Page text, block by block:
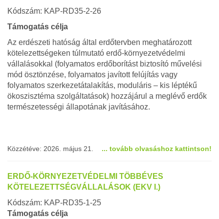
Kódszám: KAP-RD35-2-26
Támogatás célja
Az erdészeti hatóság által erdőtervben meghatározott
kötelezettségeken túlmutató erdő-környezetvédelmi
vállalásokkal (folyamatos erdőborítást biztosító művelési
mód ösztönzése, folyamatos javított felújítás vagy
folyamatos szerkezetátalakítás, moduláris – kis léptékű
ökoszisztéma szolgáltatások) hozzájárul a meglévő erdők
természetességi állapotának javításához.
Közzétéve: 2026. május 21. ... tovább olvasáshoz kattintson!
ERDŐ-KÖRNYEZETVÉDELMI TÖBBÉVES
KÖTELEZETTSÉGVÁLLALÁSOK (EKV I.)
Kódszám: KAP-RD35-1-25
Támogatás célja